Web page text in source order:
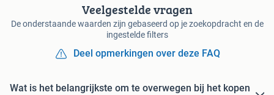
Veelgestelde vragen
De onderstaande waarden zijn gebaseerd op je zoekopdracht en de
ingestelde filters
Deel opmerkingen over deze FAQ
Wat is het belangrijkste om te overwegen bij het kopen